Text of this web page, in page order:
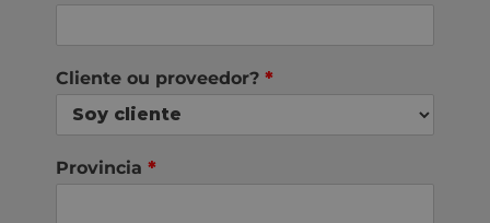
Cliente ou proveedor? *
Provincia *